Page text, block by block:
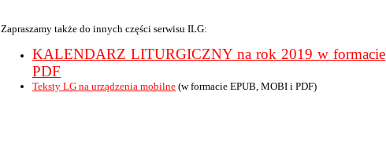
Zapraszamy także do innych części serwisu ILG:
KALENDARZ LITURGICZNY na rok 2019 w formacie
PDF
Teksty LG na urządzenia mobilne (w formacie EPUB, MOBI i PDF)